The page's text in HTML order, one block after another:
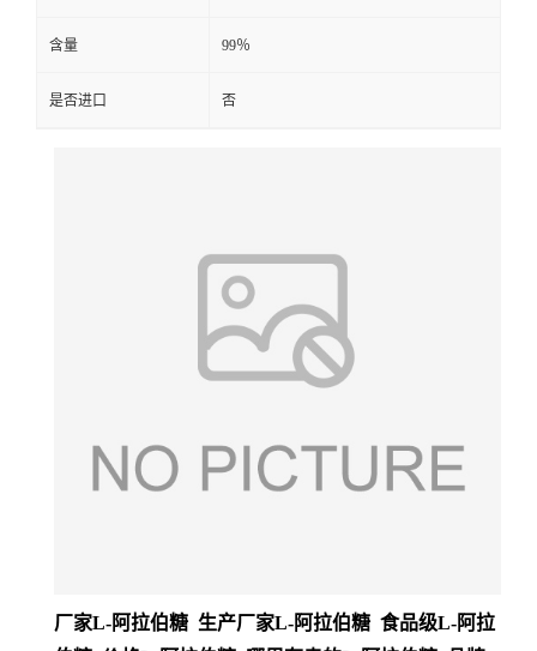
含量 99％
是否进口 否
厂家L-阿拉伯糖 生产厂家L-阿拉伯糖 食品级L-阿拉